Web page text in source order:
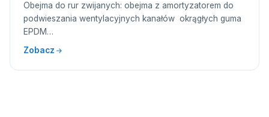
Obejma do rur zwijanych: obejma z amortyzatorem do
podwieszania wentylacyjnych kanałów okrągłych guma
EPDM…
Zobacz